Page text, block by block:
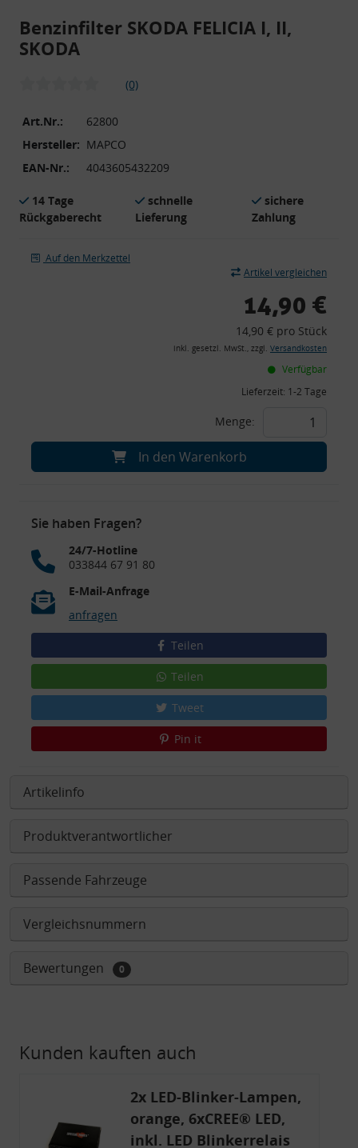
Benzinfilter SKODA FELICIA I, II,
SKODA
(0)
Art.Nr.:
62800
Hersteller: MAPCO
EAN-Nr.:
4043605432209
14 Tage
Rückgaberecht
schnelle
Lieferung
sichere
Zahlung
Auf den Merkzettel
Artikel vergleichen
14,90 €
14,90 € pro Stück
inkl. gesetzl. MwSt., zzgl. Versandkosten
Verfügbar
Lieferzeit: 1-2 Tage
Menge:
In den Warenkorb
Sie haben Fragen?
24/7-Hotline
033844 67 91 80
E-Mail-Anfrage
anfragen
Teilen
Teilen
Tweet
Pin it
Artikelinfo
Produktverantwortlicher
Passende Fahrzeuge
Vergleichsnummern
Bewertungen 0
Kunden kauften auch
2x LED-Blinker-Lampen,
orange, 6xCREE® LED,
inkl. LED Blinkerrelais